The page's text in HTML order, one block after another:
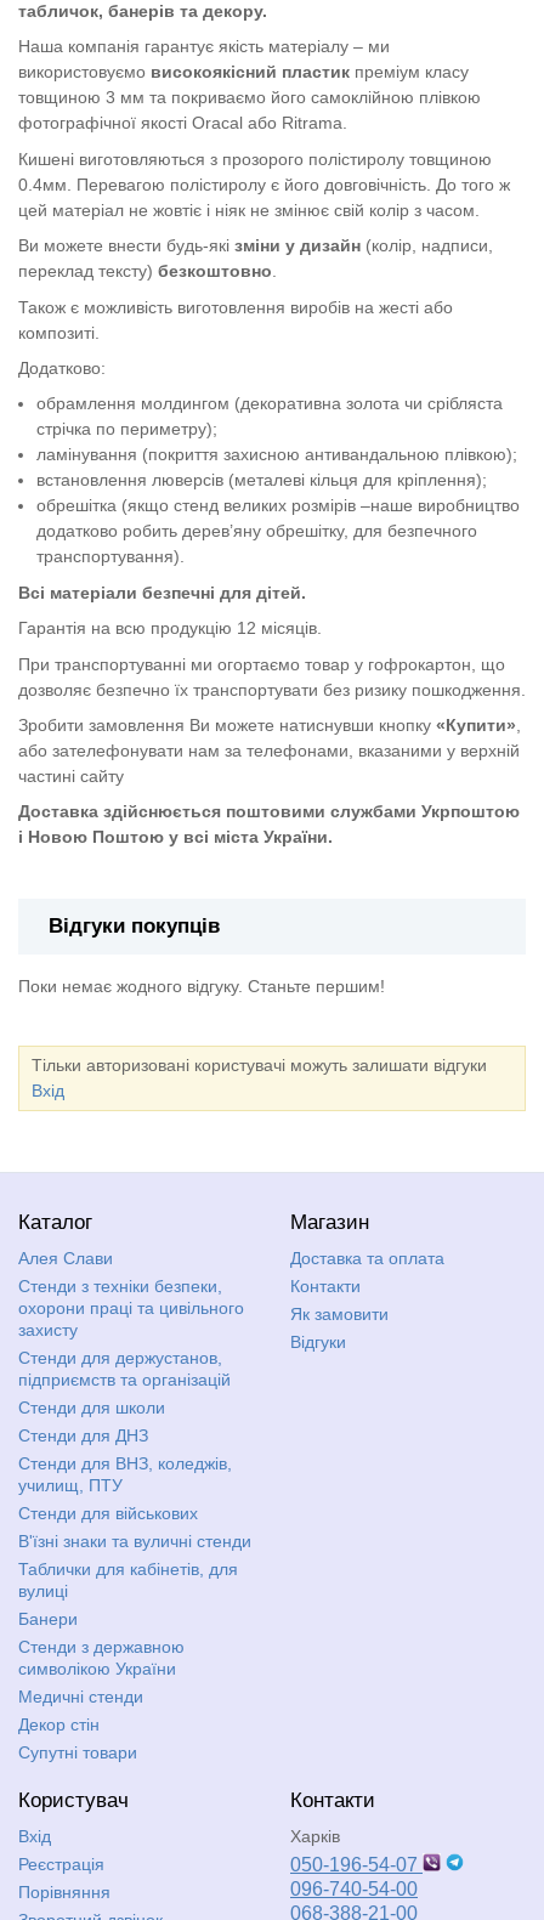
табличок, банерів та декору.
Наша компанія гарантує якість матеріалу – ми
використовуємо високоякісний пластик преміум класу
товщиною 3 мм та покриваємо його самоклійною плівкою
фотографічної якості Oracal або Ritrama.
Кишені виготовляються з прозорого полістиролу товщиною
0.4мм. Перевагою полістиролу є його довговічність. До того ж
цей матеріал не жовтіє і ніяк не змінює свій колір з часом.
Ви можете внести будь-які зміни у дизайн (колір, надписи,
переклад тексту) безкоштовно.
Також є можливість виготовлення виробів на жесті або
композиті.
Додатково:
обрамлення молдингом (декоративна золота чи срібляста
стрічка по периметру);
ламінування (покриття захисною антивандальною плівкою);
встановлення люверсів (металеві кільця для кріплення);
обрешітка (якщо стенд великих розмірів –наше виробництво
додатково робить дерев’яну обрешітку, для безпечного
транспортування).
Всі матеріали безпечні для дітей.
Гарантія на всю продукцію 12 місяців.
При транспортуванні ми огортаємо товар у гофрокартон, що
дозволяє безпечно їх транспортувати без ризику пошкодження.
Зробити замовлення Ви можете натиснувши кнопку «Купити»
або зателефонувати нам за телефонами, вказаними у верхній
частині сайту
Доставка здійснюється поштовими службами Укрпоштою
і Новою Поштою у всі міста України.
Відгуки покупців
Поки немає жодного відгуку. Станьте першим!
Тільки авторизовані користувачі можуть залишати відгуки
Вхід
Каталог
Алея Слави
Стенди з техніки безпеки,
охорони праці та цивільного
захисту
Стенди для держустанов,
підприємств та організацій
Стенди для школи
Стенди для ДНЗ
Стенди для ВНЗ, коледжів,
училищ, ПТУ
Стенди для військових
В'їзні знаки та вуличні стенди
Таблички для кабінетів, для
вулиці
Банери
Стенди з державною
символікою України
Медичні стенди
Декор стін
Супутні товари
Магазин
Доставка та оплата
Контакти
Як замовити
Відгуки
Користувач
Вхід
Реєстрація
Порівняння
Контакти
Харків
050-196-54-07
096-740-54-00
068-388-21-00